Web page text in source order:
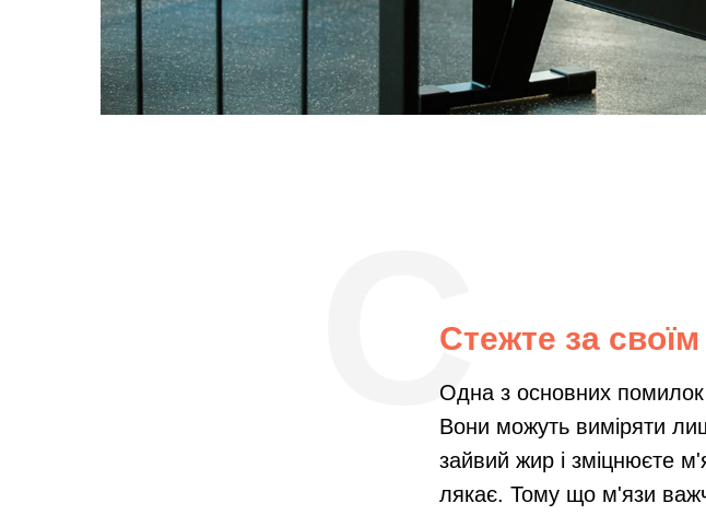
Стежте за
Одна з основних помилок
Вони можуть виміряти
зайвий жир і зміцнюєте
лякає. Тому що м'язи
С